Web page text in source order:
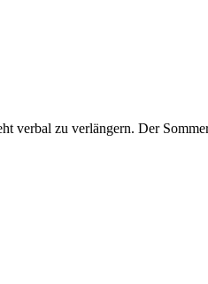
verbal zu verlängern. Der